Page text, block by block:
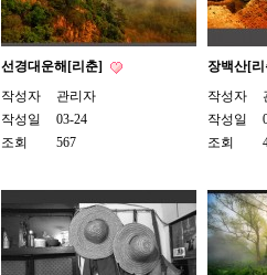
선경대운해[리춘]
작성자
관리자
작성일
03-24
조회
567
장백산[
작성자
작성일
조회